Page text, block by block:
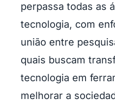
perpassa todas as
tecnologia, com
união entre
quais buscam
tecnologia em
melhorar a